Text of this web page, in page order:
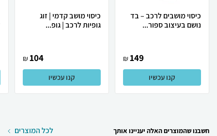
כיסוי מושבים לרכב – בד
נושם בעיצוב ספור...
149
₪
קנו עכשיו
כיסוי מושב קדמי | זוג
גופיות לרכב | גופ...
104
₪
קנו עכשיו
חשבנו שהמוצרים האלה יעניינו אותך לכל המוצרים